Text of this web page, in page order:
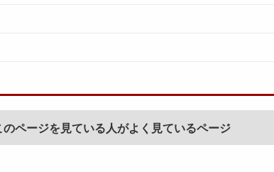
のページを見ている人がよく見ているページ